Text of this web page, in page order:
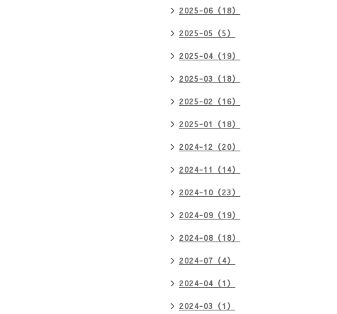
2025-06（18）
2025-05（5）
2025-04（19）
2025-03（18）
2025-02（16）
2025-01（18）
2024-12（20）
2024-11（14）
2024-10（23）
2024-09（19）
2024-08（18）
2024-07（4）
2024-04（1）
2024-03（1）